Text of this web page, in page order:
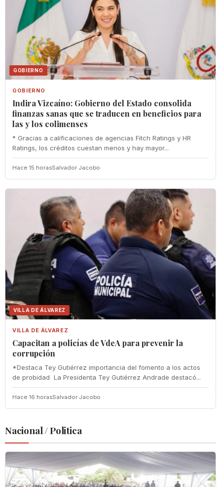
GOBIERNO
GOBIERNO
Indira Vizcaíno: Gobierno del Estado consolida
finanzas sanas que se traducen en beneficios para
las y los colimenses
* Gracias a calificaciones de agencias Fitch Ratings y HR
Ratings, los créditos cuestan menos y hay mayor...
Hace 15 horasSalvador Jacobo
VILLA DE ÁLVAREZ
VILLA DE ÁLVAREZ
‎Capacitan a policías de VdeA ‎para prevenir la
corrupción
‎*Destaca Tey Gutiérrez importancia del fomento a los actos
de probidad ‎ La Presidenta Tey Gutiérrez Andrade destacó...
Hace 16 horasSalvador Jacobo
Nacional / Politica